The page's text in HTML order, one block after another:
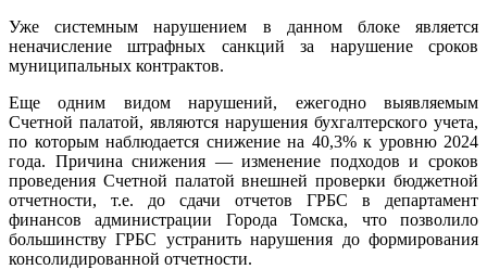
Уже системным нарушением в данном блоке является
неначисление штрафных санкций за нарушение сроков
муниципальных контрактов.
Еще одним видом нарушений, ежегодно выявляемым
Счетной палатой, являются нарушения бухгалтерского учета,
по которым наблюдается снижение на 40,3% к уровню 2024
года. Причина снижения — изменение подходов и сроков
проведения Счетной палатой внешней проверки бюджетной
отчетности, т.е. до сдачи отчетов ГРБС в департамент
финансов администрации Города Томска, что позволило
большинству ГРБС устранить нарушения до формирования
консолидированной отчетности.